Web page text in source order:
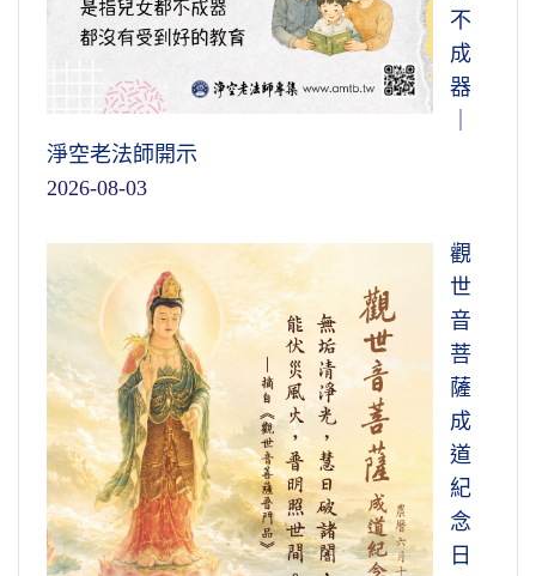
不
成
器
淨空老法師開示
2026-08-03
觀
世
音
菩
薩
成
道
紀
念
日